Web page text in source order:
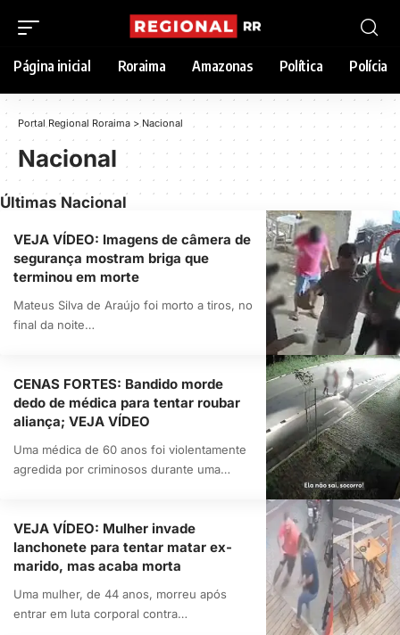
Página inicial Roraima Amazonas Política Polícia
Portal Regional Roraima >Nacional
Nacional
Últimas Nacional
VEJA VÍDEO: Imagens de câmera de
segurança mostram briga que
terminou em morte
Mateus Silva de Araújo foi morto a tiros, no
final da noite…
CENAS FORTES: Bandido morde
dedo de médica para tentar roubar
aliança; VEJA VÍDEO
Uma médica de 60 anos foi violentamente
agredida por criminosos durante uma…
VEJA VÍDEO: Mulher invade
lanchonete para tentar matar ex-
marido, mas acaba morta
Uma mulher, de 44 anos, morreu após
entrar em luta corporal contra…